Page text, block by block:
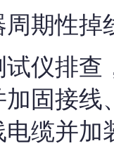
期性掉
仪排
固接
缆并加